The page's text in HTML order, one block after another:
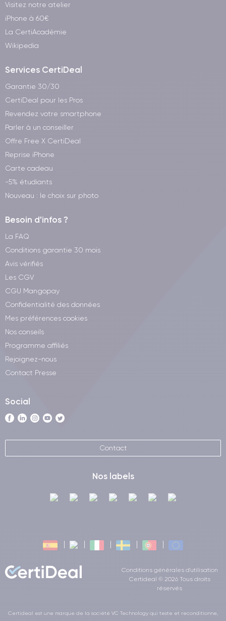
Visitez notre atelier
iPhone à 60€
La CertiAcadémie
Wikipedia
Services CertiDeal
Garantie 30/30
CertiDeal pour les Pros
Revendez votre smartphone
Parler à un conseiller
Offre Free X CertiDeal
Reprise iPhone
Carte cadeau
-5% étudiants
Nouveau : le choix sur photo
Besoin d'infos ?
La FAQ
Conditions garantie 30 mois
Avis vérifiés
Les CGV
CGU Mangopay
Confidentialité des données
Mes préférences cookies
Nos conseils
Programme affiliés
Rejoignez-nous
Contact Presse
Social
Contact
Nos labels
Conditions générales d'utilisation
Certideal © 2026 Tous droits
réservés
Certideal est une marque de la société VC Technology qui teste et reconditionne,